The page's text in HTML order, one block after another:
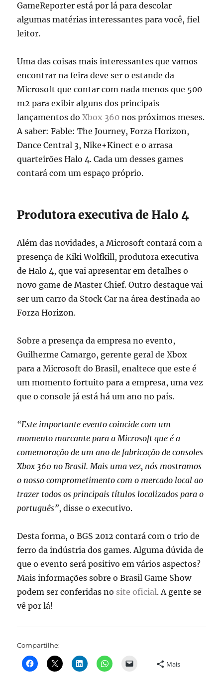
GameReporter está por lá para descolar
algumas matérias interessantes para você, fiel
leitor.
Uma das coisas mais interessantes que vamos
encontrar na feira deve ser o estande da
Microsoft que contar com nada menos que 500
m2 para exibir alguns dos principais
lançamentos doXbox 360 nos próximos meses.
A saber: Fable: The Journey, Forza Horizon,
Dance Central 3, Nike+Kinect e o arrasa
quarteirões Halo 4. Cada um desses games
contará com um espaço próprio.
Produtora executiva de Halo 4
Além das novidades, a Microsoft contará com a
presença de Kiki Wolfkill, produtora executiva
de Halo 4, que vai apresentar em detalhes o
novo game de Master Chief. Outro destaque vai
ser um carro da Stock Car na área destinada ao
Forza Horizon.
Sobre a presença da empresa no evento,
Guilherme Camargo, gerente geral de Xbox
para a Microsoft do Brasil, enaltece que este é
um momento fortuito para a empresa, uma vez
que o console já está há um ano no país.
“Este importante evento coincide com um
momento marcante para a Microsoft que é a
comemoração de um ano de fabricação de consoles
Xbox 360 no Brasil. Mais uma vez, nós mostramos
o nosso comprometimento com o mercado local ao
trazer todos os principais títulos localizados para o
português”, disse o executivo.
Desta forma, o BGS 2012 contará com o trio de
ferro da indústria dos games. Alguma dúvida de
que o evento será positivo em vários aspectos?
Mais informações sobre o Brasil Game Show
podem ser conferidas no site oficial. A gente se
vê por lá!
Compartilhe:
Mais